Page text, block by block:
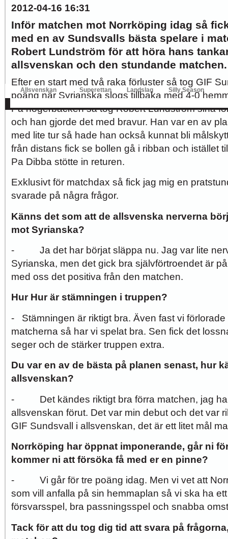
Under en längre tid har kritiken mot Kalmar FFs...
Image:
Image:
Allsvenskan
Superettan Landslag Silly Season
2012-04-16 16:31
Inför matchen mot Norrköping idag så
med en av Sundsvalls bästa spelare i
Robert Lundström för att höra hans
allsvenskan och den stundande matchen.
Efter en start med två raka förluster så tog GIF
poäng när Syrianska slogs tillbaka med 4-0
På högerbacken så tog Robert Lundström sina
och han gjorde det med bravur. Han var en av
med lite tur så hade han också kunnat bli
från distans fick se bollen gå i ribban och istället
Pa Dibba stötte in returen.
Exklusivt för matchdax så fick jag mig en
svarade på några frågor.
Känns det som att de allsvenska nerverna
mot Syrianska?
- Ja det har börjat släppa nu. Jag var lite
Syrianska, men det gick bra självförtroendet är
med oss det positiva från den matchen.
Hur Hur är stämningen i truppen?
- Stämningen är riktigt bra. Även fast vi
matcherna så har vi spelat bra. Sen fick det
seger och de stärker truppen extra.
Du var en av de bästa på planen senast, hur
allsvenskan?
- Det kändes riktigt bra förra matchen, jag
allsvenskan förut. Det var min debut och det var
GIF Sundsvall i allsvenskan, det är ett litet mål
Norrköping har öppnat imponerande, går ni
kommer ni att försöka få med er en pinne?
- Vi går för tre poäng idag. Men vi vet att
som vill anfalla på sin hemmaplan så vi ska ha
försvarsspel, bra passningsspel och snabba
Tack för att du tog dig tid att svara på